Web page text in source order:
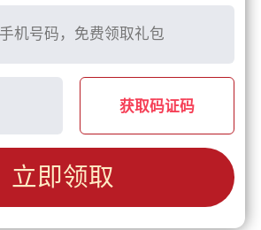
获取码证码
立即领取